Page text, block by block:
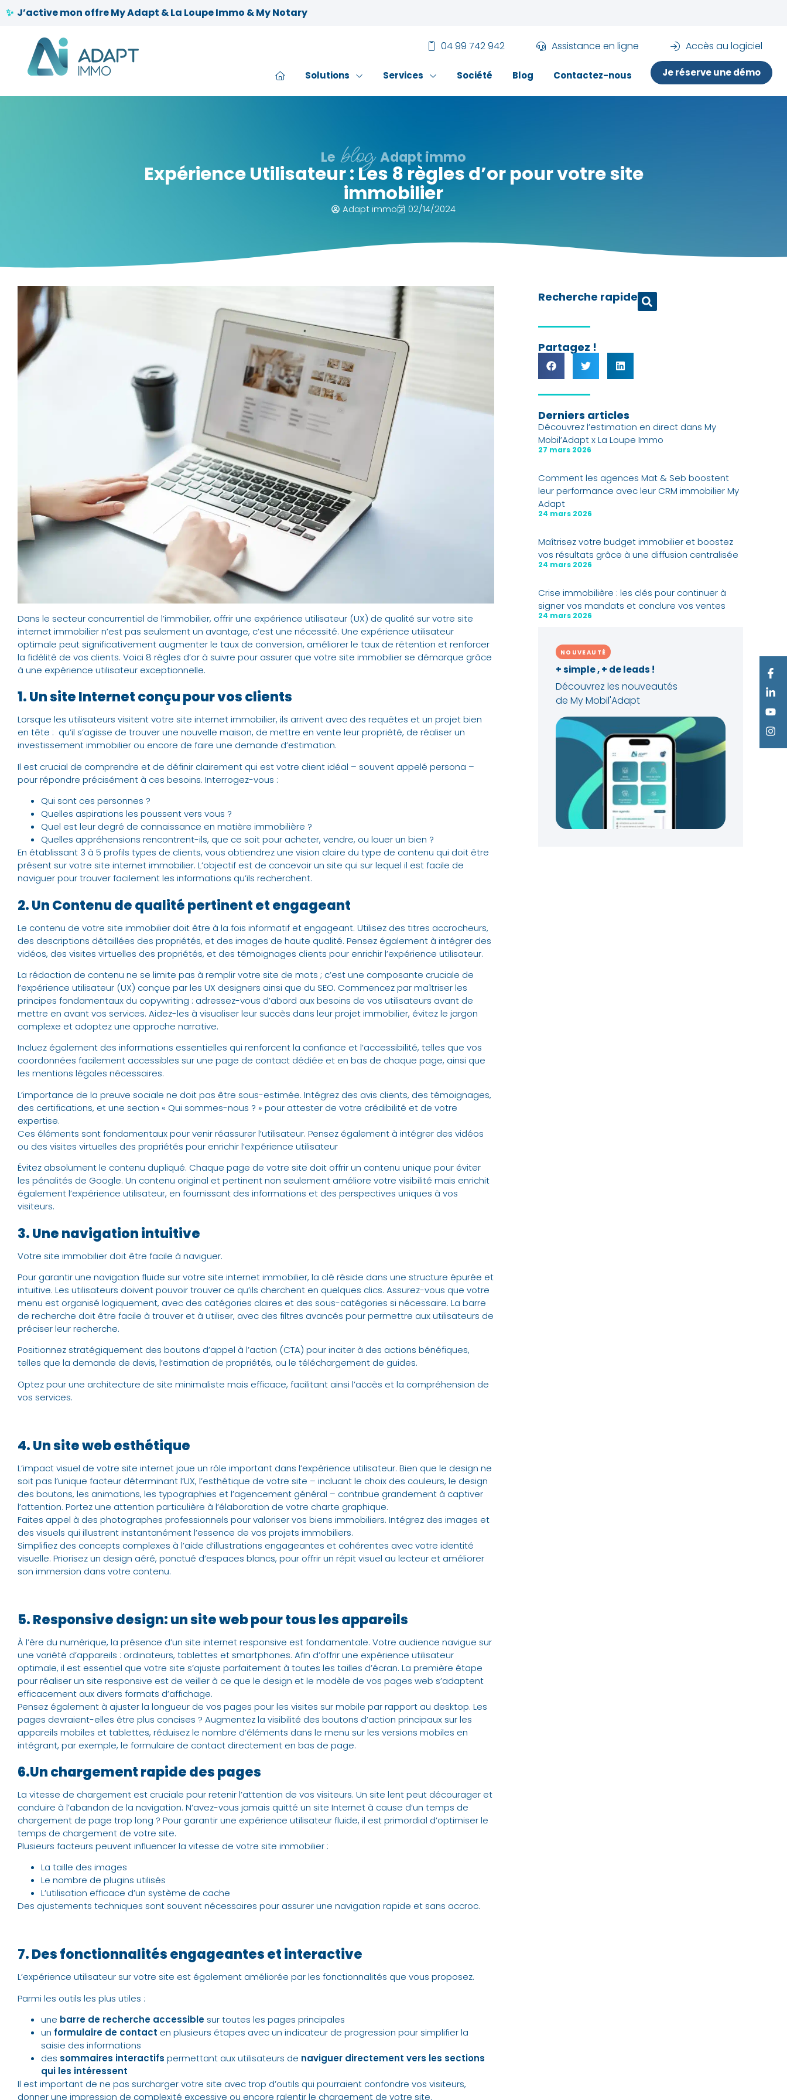
🎁 J’active mon offre My Adapt & La Loupe Immo & My Notary
04 99 742 942 Assistance en ligne Accès au logiciel
Solutions Services Société Blog Contactez-nous Je réserve une démo
Le blogAdapt immo
Expérience Utilisateur : Les 8 règles d’or pour votre site
immobilier
Adapt immo 02/14/2024
Dans le secteur concurrentiel de l’immobilier, offrir une expérience utilisateur (UX) de qualité sur votre site
internet immobiliern’est pas seulement un avantage, c’est une nécessité. Une expérience utilisateur
optimale peut significativement augmenter le taux de conversion, améliorer le taux de rétention et renforcer
la fidélité de vos clients. Voici 8 règles d’or à suivre pour assurer que votre site immobilier se démarque grâce
à une expérience utilisateur exceptionnelle.
1. Un site Internet conçu pour vos clients
Lorsque les utilisateurs visitent votre site internet immobilier, ils arrivent avec des requêtes et un projet bien
en tête : qu’il s’agisse de trouver une nouvelle maison, de mettre en vente leur propriété, de réaliser un
investissement immobilier ou encore de faire une demande d’estimation.
Il est crucial de comprendre et de définir clairement qui est votre client idéal – souvent appelé persona –
pour répondre précisément à ces besoins. Interrogez-vous :
Qui sont ces personnes ?
Quelles aspirations les poussent vers vous ?
Quel est leur degré de connaissance en matière immobilière ?
Quelles appréhensions rencontrent-ils, que ce soit pour acheter, vendre, ou louer un bien ?
En établissant 3 à 5 profils types de clients, vous obtiendrez une vision claire du type de contenu qui doit être
présent sur votre site internet immobilier. L’objectif est de concevoir un site qui sur lequel il est facile de
naviguer pour trouver facilement les informations qu’ils recherchent.
2. Un Contenu de qualité pertinent et engageant
Le contenu de votre site immobilier doit être à la fois informatif et engageant. Utilisez des titres accrocheurs,
des descriptions détaillées des propriétés, et des images de haute qualité. Pensez également à intégrer des
vidéos, des visites virtuelles des propriétés, et des témoignages clients pour enrichir l’expérience utilisateur.
La rédaction de contenu ne se limite pas à remplir votre site de mots ; c’est une composante cruciale de
l’expérience utilisateur (UX) conçue par les UX designers ainsi que du SEO. Commencez par maîtriser les
principes fondamentaux du copywriting : adressez-vous d’abord aux besoins de vos utilisateurs avant de
mettre en avant vos services. Aidez-les à visualiser leur succès dans leur projet immobilier, évitez le jargon
complexe et adoptez une approche narrative.
Incluez également des informations essentielles qui renforcent la confiance et l’accessibilité, telles que vos
coordonnées facilement accessibles sur une page de contact dédiée et en bas de chaque page, ainsi que
les mentions légales nécessaires.
L’importance de la preuve sociale ne doit pas être sous-estimée. Intégrez des avis clients, des témoignages,
des certifications, et une section « Qui sommes-nous ? » pour attester de votre crédibilité et de votre
expertise.
Ces éléments sont fondamentaux pour venir réassurer l’utilisateur. Pensez également à intégrer des vidéos
ou des visites virtuelles des propriétés pour enrichir l’expérience utilisateur
Évitez absolument le contenu dupliqué. Chaque page de votre site doit offrir un contenu unique pour éviter
les pénalités de Google. Un contenu original et pertinent non seulement améliore votre visibilité mais enrichit
également l’expérience utilisateur, en fournissant des informations et des perspectives uniques à vos
visiteurs.
3. Une navigation intuitive
Votre site immobilier doit être facile à naviguer.
Pour garantir une navigation fluide sur votre site internet immobilier, la clé réside dans une structure épurée et
intuitive. Les utilisateurs doivent pouvoir trouver ce qu’ils cherchent en quelques clics. Assurez-vous que votre
menu est organisé logiquement, avec des catégories claires et des sous-catégories si nécessaire. La barre
de recherche doit être facile à trouver et à utiliser, avec des filtres avancés pour permettre aux utilisateurs de
préciser leur recherche.
Positionnez stratégiquement des boutons d’appel à l’action (CTA) pour inciter à des actions bénéfiques,
telles que la demande de devis, l’estimation de propriétés, ou le téléchargement de guides.
Optez pour une architecture de site minimaliste mais efficace, facilitant ainsi l’accès et la compréhension de
vos services.
4. Un site web esthétique
L’impact visuel de votre site internet joue un rôle important dans l’expérience utilisateur. Bien que le design ne
soit pas l’unique facteur déterminant l’UX, l’esthétique de votre site – incluant le choix des couleurs, le design
des boutons, les animations, les typographies et l’agencement général – contribue grandement à captiver
l’attention. Portez une attention particulière à l’élaboration de votre charte graphique.
Faites appel à des photographes professionnels pour valoriser vos biens immobiliers. Intégrez des images et
des visuels qui illustrent instantanément l’essence de vos projets immobiliers.
Simplifiez des concepts complexes à l’aide d’illustrations engageantes et cohérentes avec votre identité
visuelle. Priorisez un design aéré, ponctué d’espaces blancs, pour offrir un répit visuel au lecteur et améliorer
son immersion dans votre contenu.
5. Responsive design: un site web pour tous les appareils
À l’ère du numérique, la présence d’un site internet responsive est fondamentale. Votre audience navigue sur
une variété d’appareils : ordinateurs, tablettes et smartphones. Afin d’offrir une expérience utilisateur
optimale, il est essentiel que votre site s’ajuste parfaitement à toutes les tailles d’écran. La première étape
pour réaliser un site responsive est de veiller à ce que le design et le modèle de vos pages web s’adaptent
efficacement aux divers formats d’affichage.
Pensez également à ajuster la longueur de vos pages pour les visites sur mobile par rapport au desktop. Les
pages devraient-elles être plus concises ? Augmentez la visibilité des boutons d’action principaux sur les
appareils mobiles et tablettes, réduisez le nombre d’éléments dans le menu sur les versions mobiles en
intégrant, par exemple, le formulaire de contact directement en bas de page.
6.Un chargement rapide des pages
La vitesse de chargement est cruciale pour retenir l’attention de vos visiteurs. Un site lent peut décourager et
conduire à l’abandon de la navigation. N’avez-vous jamais quitté un site Internet à cause d’un temps de
chargement de page trop long ? Pour garantir une expérience utilisateur fluide, il est primordial d’optimiser le
temps de chargement de votre site.
Plusieurs facteurs peuvent influencer la vitesse de votre site immobilier :
La taille des images
Le nombre de plugins utilisés
L’utilisation efficace d’un système de cache
Des ajustements techniques sont souvent nécessaires pour assurer une navigation rapide et sans accroc.
7. Des fonctionnalités engageantes et interactive
L’expérience utilisateur sur votre site est également améliorée par les fonctionnalités que vous proposez.
Parmi les outils les plus utiles :
une barre de recherche accessible sur toutes les pages principales
un formulaire de contact en plusieurs étapes avec un indicateur de progression pour simplifier la
saisie des informations
des sommaires interactifs permettant aux utilisateurs de naviguer directement vers les sections
qui les intéressent
Il est important de ne pas surcharger votre site avec trop d’outils qui pourraient confondre vos visiteurs,
donner une impression de complexité excessive ou encore ralentir le chargement de votre site.
Recherche rapide
Partagez !
Derniers articles
Découvrez l’estimation en direct dans My
Mobil’Adapt x La Loupe Immo
27 mars 2026
Comment les agences Mat & Seb boostent
leur performance avec leur CRM immobilier My
Adapt
24 mars 2026
Maîtrisez votre budget immobilier et boostez
vos résultats grâce à une diffusion centralisée
24 mars 2026
Crise immobilière : les clés pour continuer à
signer vos mandats et conclure vos ventes
24 mars 2026
NOUVEAUTÉ
+ simple , + de leads !
Découvrez les nouveautés
de My Mobil'Adapt